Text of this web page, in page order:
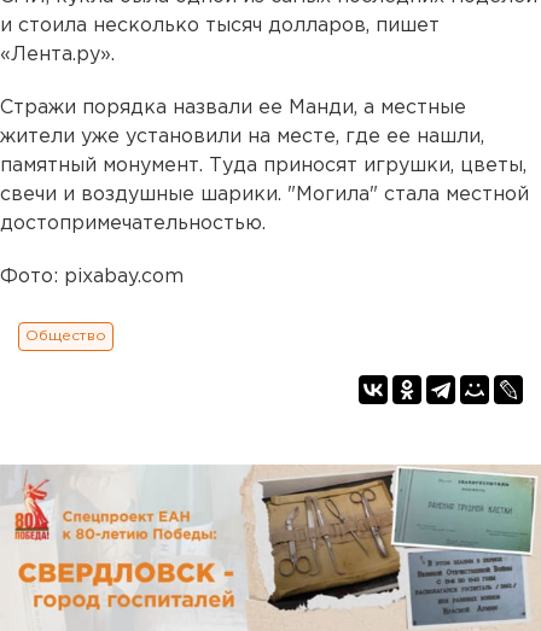
и стоила несколько тысяч долларов, пишет
«Лента.ру».
Стражи порядка назвали ее Манди, а местные
жители уже установили на месте, где ее нашли,
памятный монумент. Туда приносят игрушки, цветы,
свечи и воздушные шарики. "Могила" стала местной
достопримечательностью.
Фото: pixabay.com
Общество